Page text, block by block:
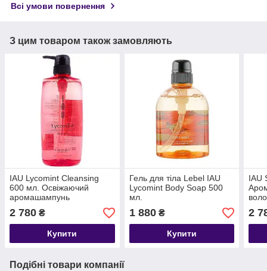
Всі умови повернення
З цим товаром також замовляють
IAU Lycomint Cleansing
600 мл. Освіжаючий
аромашампунь
2 780 ₴
Купити
Гель для тіла Lebel IAU
Lycomint Body Soap 500
мл.
1 880₴
Купити
IAU
2
Подібні товари компанії